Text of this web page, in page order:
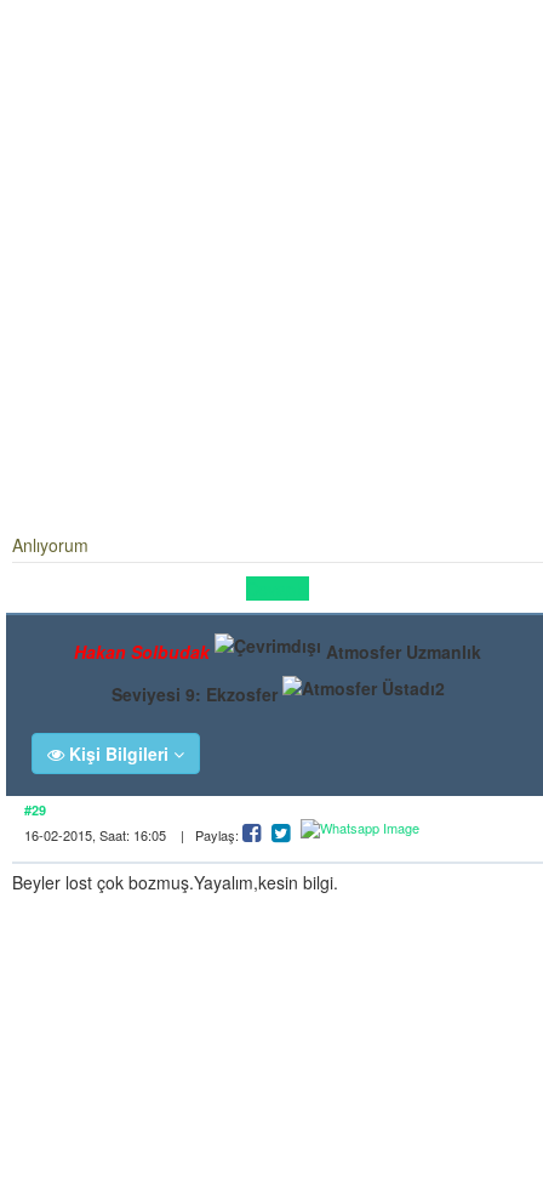
Anlıyorum
Hakan Solbudak
Atmosfer Uzmanlık
Seviyesi 9: Ekzosfer
Kişi Bilgileri
#29
16-02-2015, Saat: 16:05 | Paylaş:
Beyler lost çok bozmuş.Yayalım,kesin bilgi.